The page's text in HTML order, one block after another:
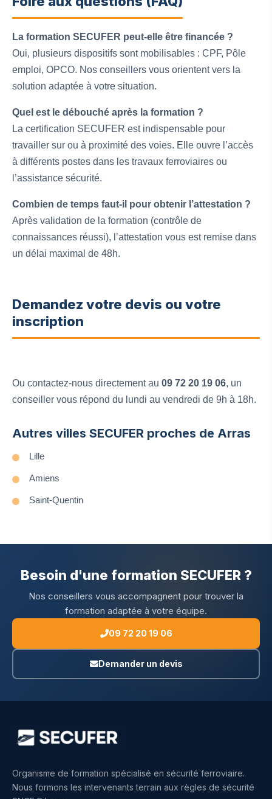
La formation SECUFER peut-elle être financée ?
Oui, plusieurs dispositifs sont mobilisables : CPF, Pôle
emploi, OPCO. Nos conseillers vous orientent vers la
solution adaptée à votre situation.
Quel est le débouché après la formation ?
La certification SECUFER est indispensable pour
travailler sur ou à proximité des voies. Elle ouvre l’accès
à différents postes dans les travaux ferroviaires ou
l’assistance sécurité.
Combien de temps faut-il pour obtenir l’attestation ?
Après validation de la formation (contrôle de
connaissances réussi), l’attestation vous est remise dans
un délai maximal de 48h.
Demandez votre devis ou votre
inscription
Ou contactez-nous directement au 09 72 20 19 06, un
conseiller vous répond du lundi au vendredi de 9h à 18h.
Autres villes SECUFER proches de Arras
Lille
Amiens
Saint-Quentin
Besoin d'une formation SECUFER ?
Nos conseillers vous accompagnent pour trouver la
formation adaptée à votre équipe.
09 72 20 19 06
Demander un devis
Organisme de formation spécialisé en sécurité ferroviaire.
Nous formons les intervenants terrain aux règles de sécurité